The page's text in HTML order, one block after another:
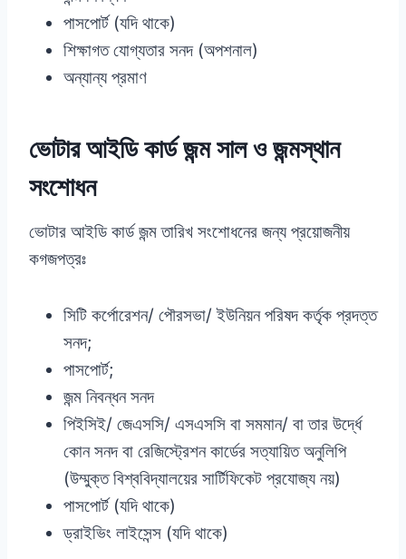
পাসপোর্ট (যদি থাকে)
শিক্ষাগত যোগ্যতার সনদ (অপশনাল)
অন্যান্য প্রমাণ
ভোটার আইডি কার্ড জন্ম সাল ও জন্মস্থান
সংশোধন
ভোটার আইডি কার্ড জন্ম তারিখ সংশোধনের জন্য প্রয়োজনীয়
কগজপত্রঃ
সিটি কর্পোরেশন/ পৌরসভা/ ইউনিয়ন পরিষদ কর্তৃক প্রদত্ত
সনদ;
পাসপোর্ট;
জন্ম নিবন্ধন সনদ
পিইসিই/ জেএসসি/ এসএসসি বা সমমান/ বা তার উর্দ্ধে
কোন সনদ বা রেজিস্ট্রেশন কার্ডের সত্যায়িত অনুলিপি
(উম্মুক্ত বিশ্ববিদ্যালয়ের সার্টিফিকেট প্রযোজ্য নয়)
পাসপোর্ট (যদি থাকে)
ড্রাইভিং লাইসেন্স (যদি থাকে)